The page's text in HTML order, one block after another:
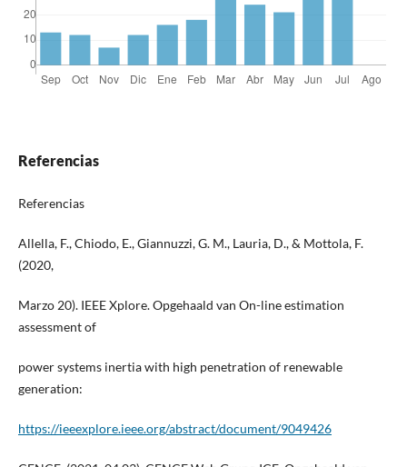
Referencias
Referencias
Allella, F., Chiodo, E., Giannuzzi, G. M., Lauria, D., & Mottola, F.
(2020,
Marzo 20). IEEE Xplore. Opgehaald van On-line estimation
assessment of
power systems inertia with high penetration of renewable
generation:
https://ieeexplore.ieee.org/abstract/document/9049426